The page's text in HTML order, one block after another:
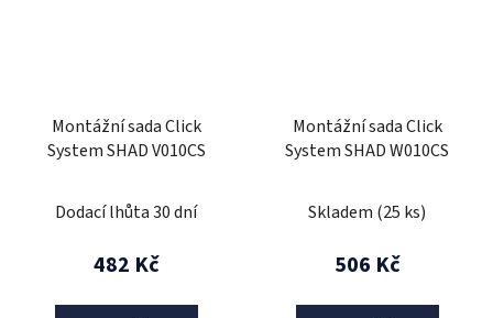
Montážní sada Click
System SHAD V010CS
Dodací lhůta 30 dní
482 Kč
Montážní sada Click
System SHAD W010CS
Skladem (25 ks)
506 Kč